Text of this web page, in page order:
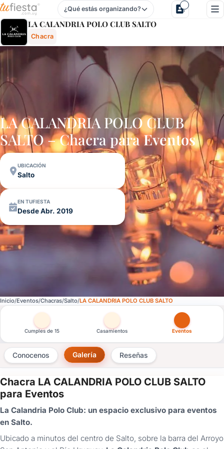
La Calandria Polo Club Salto - Chacra En Salto, Uruguay -
¿Qué estás organizando?
LA CALANDRIA POLO CLUB SALTO
Chacra
LA CALANDRIA POLO CLUB
SALTO – Chacra paraEventos
UBICACIÓN
Salto
EN TUFIESTA
Desde Abr. 2019
Inicio Eventos Chacras Salto LA CALANDRIA POLO CLUB SALTO
Otras versiones de esta ficha por tipo de festejo
Cumples de 15 Casamientos Eventos
Conocenos Galería Reseñas
Chacra LA CALANDRIA POLO CLUB SALTO
para Eventos
La Calandria Polo Club: un espacio exclusivo para eventos
en Salto.
Ubicado a minutos del centro de Salto, sobre la barra del Arroyo
×
Consultar
tenés
cuenta?